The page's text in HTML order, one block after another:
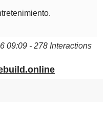
09:09 - 278 Interactions